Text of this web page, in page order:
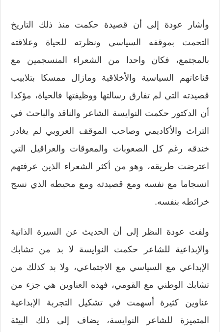
وأشار عودة إلى أن قصيدة حكمت منذ ذلك التاريخ
التحمت بموقفه السياسي ونظرته للحياة وعلاقته
بالمجتمع، فكان واحدا من الشعراء المنسجمين مع
قناعاتهم السياسية والأخلاقية ومازال ممسكا بتلابيب
قصيدته التي لم تفارق رسالتها ووظيفتها فالحياة، مؤكدا
أن الدكتور حكمت النوايسة الشاعر والناقد والباحث في
التراث والأكاديمي وصاحب الموقف العروبي لم يغادر
خندقه رغم كل الصعوبات والمعوقات والعراقيل التي
اعترضت طريقه، وهو من أكثر الشعراء الذين عرفتهم
انسجاما مع نفسه ومع قصيدته ومع محيطه الذي نسج
خرائطه بنفسه.
ولفت عودة النظر إلى أن الحديث عن السيرة الذاتية
والإبداعية للشاعر حكمت النوايسة لا بد من تشابك
الإبداعي مع السياسي مع الاجتماعي، ولا بد كذلك من
تشابك الوطني مع القومي، فهذه العناوين هي جزء من
عناوين كثيرة أسهمت في تشكيل التجربة الإبداعية
المتميزة للشاعر النوايسة، يضاف إلى ذلك البيئة